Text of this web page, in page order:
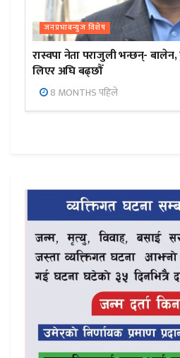
जनप्रभाबन्युज विशेष
रास्वपा नेता पराजुली भन्छन्-
लिएर अघि बढ्छौँ
8 MONTHS पहिले